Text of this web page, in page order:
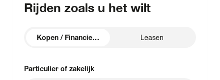
Rijden zoals u het wilt
Kopen / Financieren Leasen
Particulier of zakelijk